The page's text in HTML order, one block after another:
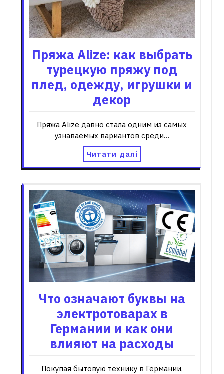
Пряжа Alize: как выбрать
турецкую пряжу под
плед, одежду, игрушки и
декор
Пряжа Alize давно стала одним из самых
узнаваемых вариантов среди…
Читати далі
Что означают буквы на
электротоварах в
Германии и как они
влияют на расходы
Покупая бытовую технику в Германии,